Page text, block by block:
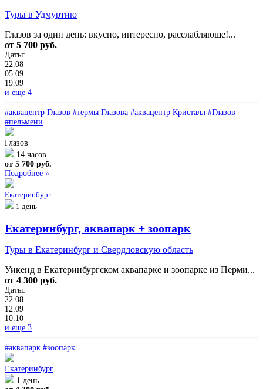
Туры в Удмуртию
Глазов за один день: вкусно, интересно, расслабляюще!...
от 5 700 руб.
Даты:
22.08
05.09
19.09
и еще 4
#аквацентр Глазов #термы Глазова #аквацентр Кристалл #Глазов
#пельмени
Глазов
14 часов
от 5 700 руб.
Подробнее »
Екатеринбург
1 день
Екатеринбург, аквапарк + зоопарк
Туры в Екатеринбург и Свердловскую область
Уикенд в Екатеринбургском аквапарке и зоопарке из Перми...
от 4 300 руб.
Даты:
22.08
12.09
10.10
и еще 3
#аквапарк #зоопарк
Екатеринбург
1 день